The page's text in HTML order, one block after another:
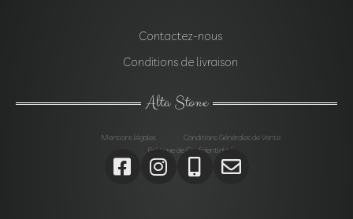
Contactez-nous
Conditions de livraison
Alta Stone
Mentions légales
Conditions Générales de Vente
Politique de Confidentialité